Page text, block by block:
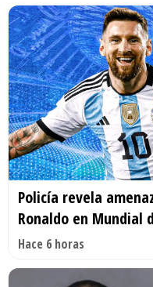
Policía revela
Ronaldo en Mundial
Hace 6 horas